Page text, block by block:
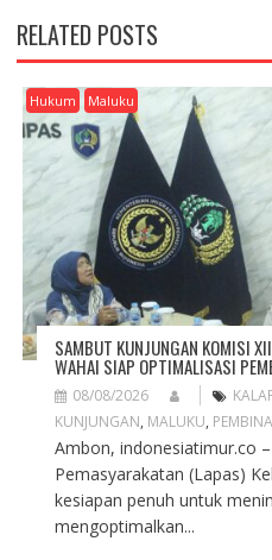
V
I
G
A
T
N
RELATED POSTS
Hukum Maluku
SAMBUT KUNJUNGAN KOMISI
WAHAI SIAP OPTIMALISASI
08/08/2026
KUNJUNGAN, MALUKU,
Ambon, indonesiatimur.co
Pemasyarakatan (Lapas)
kesiapan penuh untuk
mengoptimalkan...